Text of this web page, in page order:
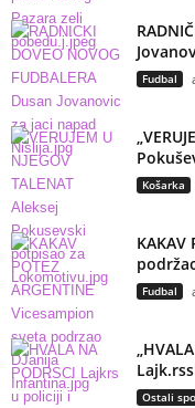
Fudbal
Košarka
KAKAV
Fudbal
Ostali